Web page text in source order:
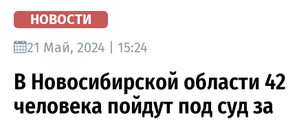
НОВОСТИ
21 Май, 2024 | 15:24
В Новосибирской области 42
человека пойдут под суд за